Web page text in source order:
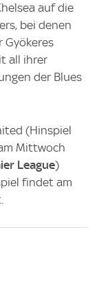
auf die
bei denen
Gyökeres
all ihrer
der Blues
(Hinspiel
Mittwoch
League)
findet am